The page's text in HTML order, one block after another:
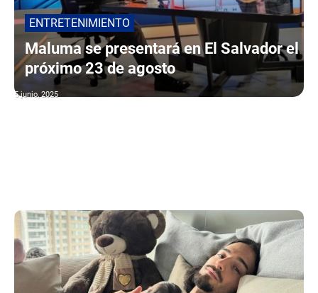
ENTRETENIMIENTO
Maluma se presentará en El Salvador el
próximo 23 de agosto
5 junio, 2025